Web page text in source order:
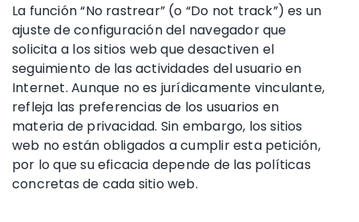
La función “No rastrear” (o “Do not track”) es un
ajuste de configuración del navegador que
solicita a los sitios web que desactiven el
seguimiento de las actividades del usuario en
Internet. Aunque no es jurídicamente vinculante,
refleja las preferencias de los usuarios en
materia de privacidad. Sin embargo, los sitios
web no están obligados a cumplir esta petición,
por lo que su eficacia depende de las políticas
concretas de cada sitio web.